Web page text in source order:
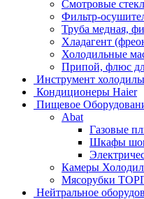
Смотровые
Фильтр-
Труба медная,
Хладагент
Холодильные
Припой, флюс
Инструмент
Кондиционеры Haier
Пищевое
Abat
Газовые
Шкафы
Камеры
Мясорубки
Нейтральное